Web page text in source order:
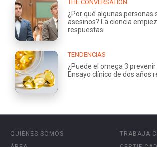
THE CONVERSATION
¿Por qué algunas personas
asesinos? La ciencia
respuestas
TENDENCIAS
¿Puede el omega 3
Ensayo clínico de dos años
QUIÉNES SOMOS
TRABAJA